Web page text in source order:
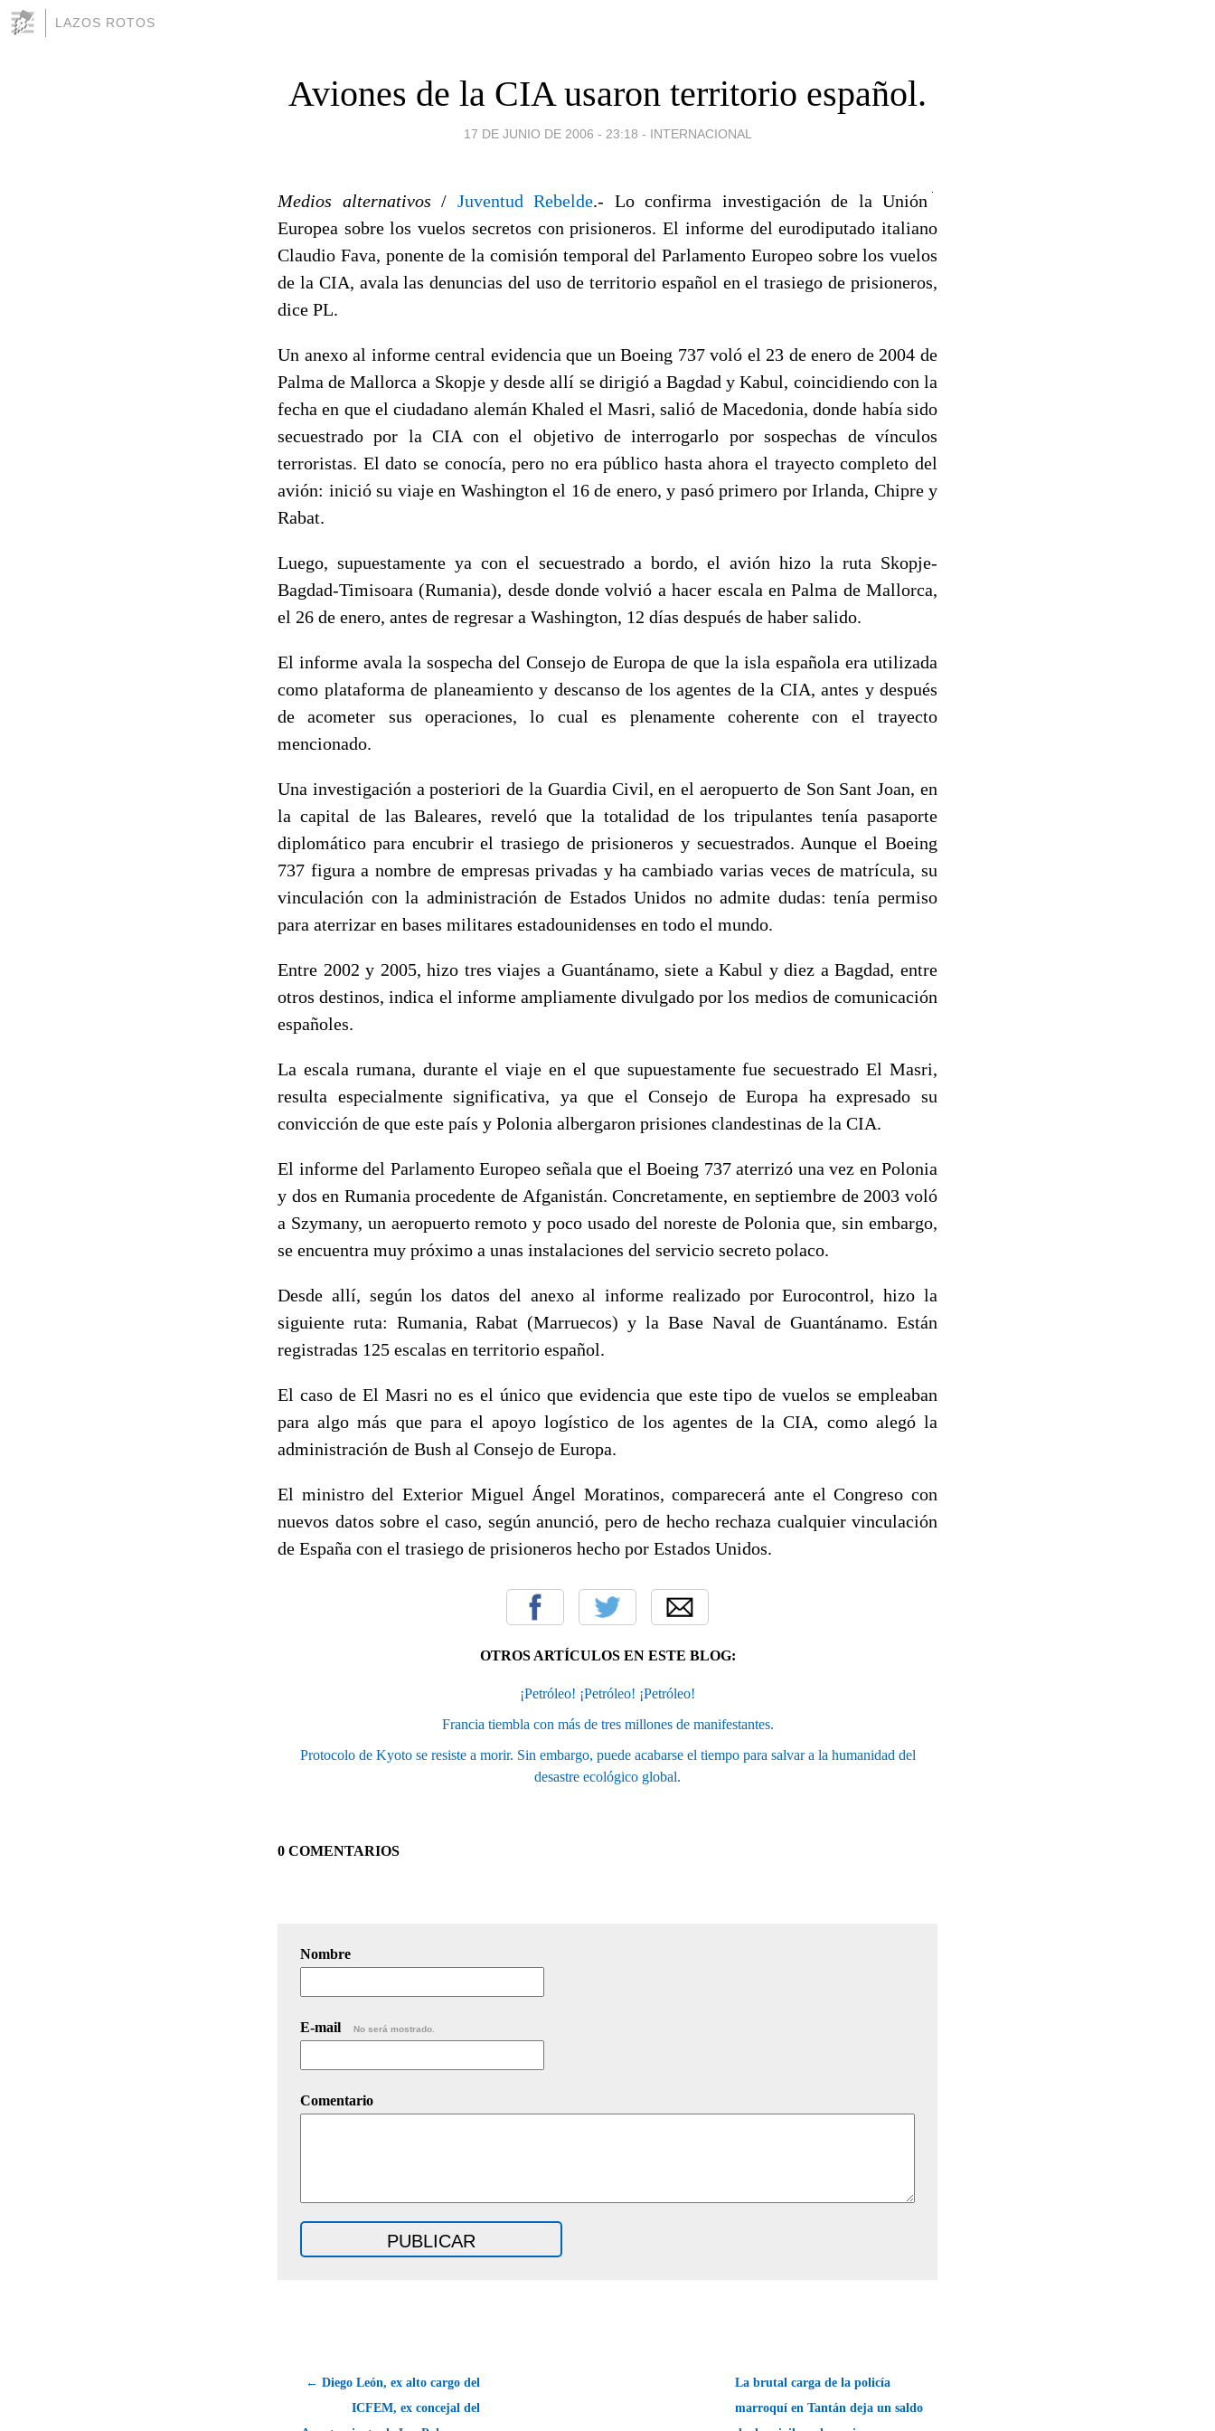
LAZOS ROTOS
Aviones de la CIA usaron territorio español.
17 DE JUNIO DE 2006 - 23:18 - INTERNACIONAL
Medios alternativos / Juventud Rebelde.- Lo confirma investigación de la Unión
Europea sobre los vuelos secretos con prisioneros. El informe del eurodiputado italiano
Claudio Fava, ponente de la comisión temporal del Parlamento Europeo sobre los vuelos
de la CIA, avala las denuncias del uso de territorio español en el trasiego de prisioneros,
dice PL.
Un anexo al informe central evidencia que un Boeing 737 voló el 23 de enero de 2004 de
Palma de Mallorca a Skopje y desde allí se dirigió a Bagdad y Kabul, coincidiendo con la
fecha en que el ciudadano alemán Khaled el Masri, salió de Macedonia, donde había sido
secuestrado por la CIA con el objetivo de interrogarlo por sospechas de vínculos
terroristas. El dato se conocía, pero no era público hasta ahora el trayecto completo del
avión: inició su viaje en Washington el 16 de enero, y pasó primero por Irlanda, Chipre y
Rabat.
Luego, supuestamente ya con el secuestrado a bordo, el avión hizo la ruta Skopje-
Bagdad-Timisoara (Rumania), desde donde volvió a hacer escala en Palma de Mallorca,
el 26 de enero, antes de regresar a Washington, 12 días después de haber salido.
El informe avala la sospecha del Consejo de Europa de que la isla española era utilizada
como plataforma de planeamiento y descanso de los agentes de la CIA, antes y después
de acometer sus operaciones, lo cual es plenamente coherente con el trayecto
mencionado.
Una investigación a posteriori de la Guardia Civil, en el aeropuerto de Son Sant Joan, en
la capital de las Baleares, reveló que la totalidad de los tripulantes tenía pasaporte
diplomático para encubrir el trasiego de prisioneros y secuestrados. Aunque el Boeing
737 figura a nombre de empresas privadas y ha cambiado varias veces de matrícula, su
vinculación con la administración de Estados Unidos no admite dudas: tenía permiso
para aterrizar en bases militares estadounidenses en todo el mundo.
Entre 2002 y 2005, hizo tres viajes a Guantánamo, siete a Kabul y diez a Bagdad, entre
otros destinos, indica el informe ampliamente divulgado por los medios de comunicación
españoles.
La escala rumana, durante el viaje en el que supuestamente fue secuestrado El Masri,
resulta especialmente significativa, ya que el Consejo de Europa ha expresado su
convicción de que este país y Polonia albergaron prisiones clandestinas de la CIA.
El informe del Parlamento Europeo señala que el Boeing 737 aterrizó una vez en Polonia
y dos en Rumania procedente de Afganistán. Concretamente, en septiembre de 2003 voló
a Szymany, un aeropuerto remoto y poco usado del noreste de Polonia que, sin embargo,
se encuentra muy próximo a unas instalaciones del servicio secreto polaco.
Desde allí, según los datos del anexo al informe realizado por Eurocontrol, hizo la
siguiente ruta: Rumania, Rabat (Marruecos) y la Base Naval de Guantánamo. Están
registradas 125 escalas en territorio español.
El caso de El Masri no es el único que evidencia que este tipo de vuelos se empleaban
para algo más que para el apoyo logístico de los agentes de la CIA, como alegó la
administración de Bush al Consejo de Europa.
El ministro del Exterior Miguel Ángel Moratinos, comparecerá ante el Congreso con
nuevos datos sobre el caso, según anunció, pero de hecho rechaza cualquier vinculación
de España con el trasiego de prisioneros hecho por Estados Unidos.
OTROS ARTÍCULOS EN ESTE BLOG:
¡Petróleo! ¡Petróleo! ¡Petróleo!
Francia tiembla con más de tres millones de manifestantes.
Protocolo de Kyoto se resiste a morir. Sin embargo, puede acabarse el tiempo para salvar a la humanidad del
desastre ecológico global.
0 COMENTARIOS
Nombre
E-mail No será mostrado.
Comentario
← Diego León, ex alto cargo del
ICFEM, ex concejal del
La brutal carga de la policía
marroquí en Tantán deja un saldo